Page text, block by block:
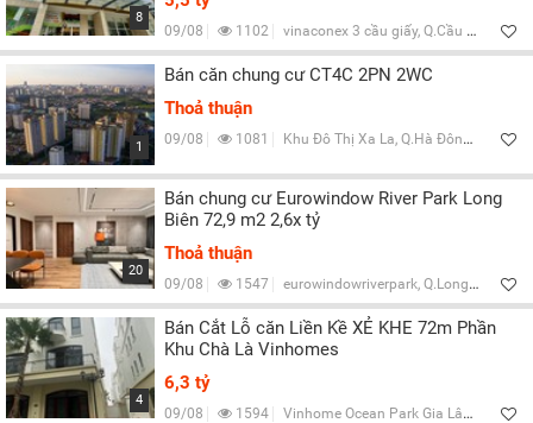
8
09/08 1102 vinaconex 3 cầu giấy, Q.Cầu Giấy, Hà Nội
1
Bán căn chung cư CT4C 2PN 2WC
Thoả thuận
09/08 1081 Khu Đô Thị Xa La, Q.Hà Đông, Hà Nội
20
Bán chung cư Eurowindow River Park Long
Biên 72,9 m2 2,6x tỷ
Thoả thuận
09/08 1547 eurowindowriverpark, Q.Long Biên, Hà Nội
4
Bán Cắt Lỗ căn Liền Kề XẺ KHE 72m Phần
Khu Chà Là Vinhomes
6,3 tỷ
09/08 1594 Vinhome Ocean Park Gia Lâm,, H.Gia Lâm, Hà Nội